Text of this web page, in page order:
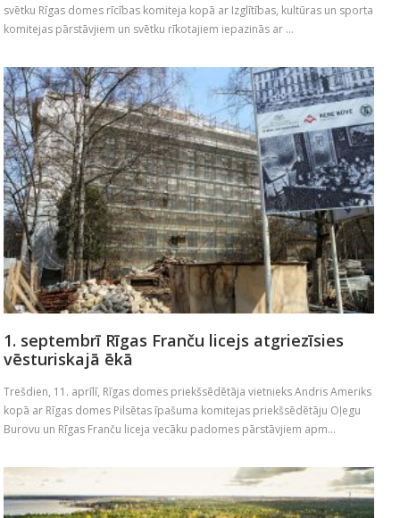
svētku Rīgas domes rīcības komiteja kopā ar Izglītības, kultūras un sporta
komitejas pārstāvjiem un svētku rīkotajiem iepazinās ar ...
1. septembrī Rīgas Franču licejs atgriezīsies
vēsturiskajā ēkā
Trešdien, 11. aprīlī, Rīgas domes priekšsēdētāja vietnieks Andris Ameriks
kopā ar Rīgas domes Pilsētas īpašuma komitejas priekšsēdētāju Oļegu
Burovu un Rīgas Franču liceja vecāku padomes pārstāvjiem apm...